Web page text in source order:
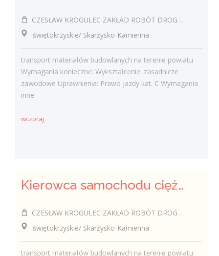
CZESŁAW KROGULEC ZAKŁAD ROBÓT DROGOWYCH "KROGULEC"
świętokrzyskie/ Skarżysko-Kamienna
transport materiałów budowlanych na terenie powiatu
Wymagania konieczne: Wykształcenie: zasadnicze
zawodowe Uprawnienia: Prawo jazdy kat. C Wymagania
inne:
wczoraj
Kierowca samochodu ciężarowego (k/m)
CZESŁAW KROGULEC ZAKŁAD ROBÓT DROGOWYCH "KROGULEC"
świętokrzyskie/ Skarżysko-Kamienna
transport materiałów budowlanych na terenie powiatu